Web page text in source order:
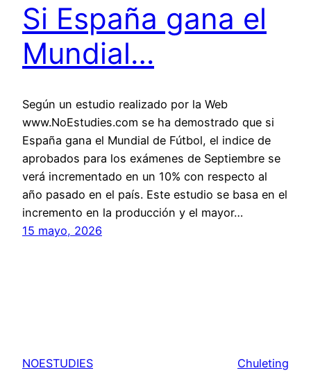
Si España gana el
Mundial…
Según un estudio realizado por la Web
www.NoEstudies.com se ha demostrado que si
España gana el Mundial de Fútbol, el indice de
aprobados para los exámenes de Septiembre se
verá incrementado en un 10% con respecto al
año pasado en el país. Este estudio se basa en el
incremento en la producción y el mayor…
15 mayo, 2026
NOESTUDIES Chuleting